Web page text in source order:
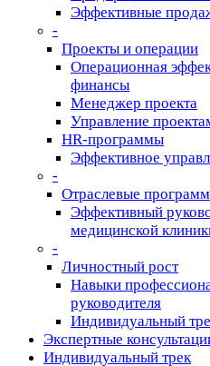
Эффективные
-
Проекты и операции
Операционная
финансы
Менеджер проекта
Управление
HR-программы
Эффективное
-
Отраслевые
Эффективный
медицинской
-
Личностный рост
Навыки
руководителя
Индивидуальный
Экспертные
Индивидуальный трек